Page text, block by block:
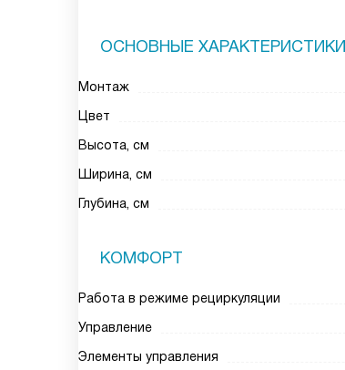
ОСНОВНЫЕ ХАРАКТЕРИСТИКИ
Монтаж
Цвет
Высота, см
Ширина, см
Глубина, см
КОМФОРТ
Работа в режиме рециркуляции
Управление
Элементы управления